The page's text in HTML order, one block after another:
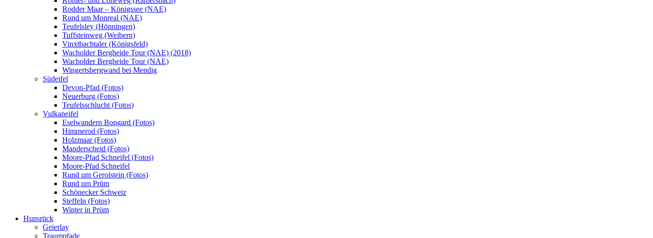
Rodder Maar – Königssee (NAE)
Rund um Monreal (NAE)
Teufelsley (Hönningen)
Tuffsteinweg (Weibern)
Vinxtbachtaler (Königsfeld)
Wacholder Bergheide Tour (NAE) (2018)
Wacholder Bergheide Tour (NAE)
Wingertsbergwand bei Mendig
Südeifel
Devon-Pfad (Fotos)
Neuerburg (Fotos)
Teufelsschlucht (Fotos)
Vulkaneifel
Eselwandern Bongard (Fotos)
Himmerod (Fotos)
Holzmaar (Fotos)
Manderscheid (Fotos)
Moore-Pfad Schneifel (Fotos)
Moore-Pfad Schneifel
Rund um Gerolstein (Fotos)
Rund um Prüm
Schönecker Schweiz
Steffeln (Fotos)
Winter in Prüm
Hunsrück
Geierlay
Traumpfade